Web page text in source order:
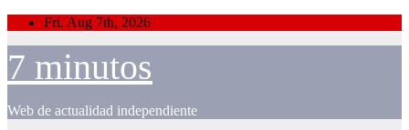
Skip
content
Fri. Aug 7th, 2026
7 minutos
Web de actualidad independiente